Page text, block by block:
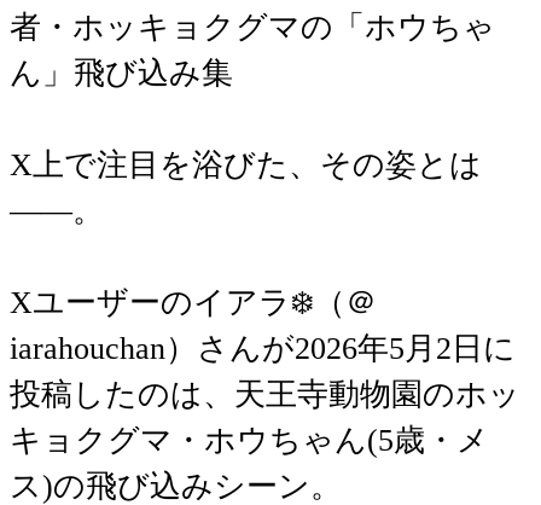
者・ホッキョクグマの「ホウちゃ
ん」飛び込み集
X上で注目を浴びた、その姿とは
――。
Xユーザーのイアラ‍❄️‎（＠
iarahouchan）さんが2026年5月2日に
投稿したのは、天王寺動物園のホッ
キョクグマ・ホウちゃん(5歳・メ
ス)の飛び込みシーン。